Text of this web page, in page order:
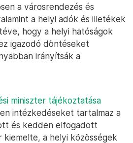
a városrendezés és
a helyi adók és illetékek
hogy a helyi hatóságok
igazodó döntéseket
irányítsák a
miniszter tájékoztatása
intézkedéseket tartalmaz a
és kedden elfogadott
a helyi közösségek